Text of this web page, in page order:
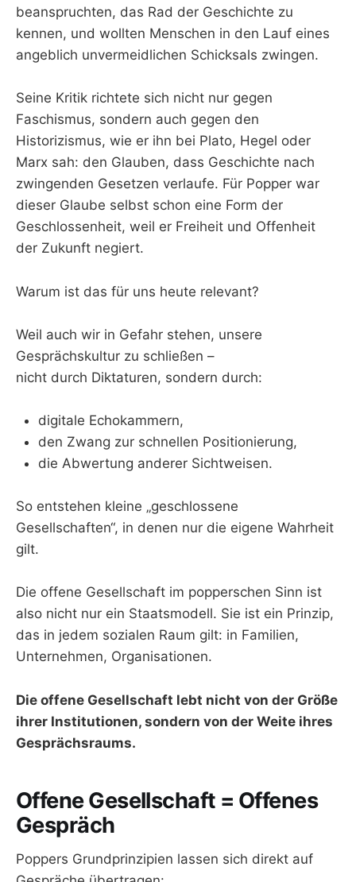
beanspruchten, das Rad der Geschichte zu
kennen, und wollten Menschen in den Lauf eines
angeblich unvermeidlichen Schicksals zwingen.
Seine Kritik richtete sich nicht nur gegen
Faschismus, sondern auch gegen den
Historizismus, wie er ihn bei Plato, Hegel oder
Marx sah: den Glauben, dass Geschichte nach
zwingenden Gesetzen verlaufe. Für Popper war
dieser Glaube selbst schon eine Form der
Geschlossenheit, weil er Freiheit und Offenheit
der Zukunft negiert.
Warum ist das für uns heute relevant?
Weil auch wir in Gefahr stehen, unsere
Gesprächskultur zu schließen –
nicht durch Diktaturen, sondern durch:
digitale Echokammern,
den Zwang zur schnellen Positionierung,
die Abwertung anderer Sichtweisen.
So entstehen kleine „geschlossene
Gesellschaften“, in denen nur die eigene Wahrheit
gilt.
Die offene Gesellschaft im popperschen Sinn ist
also nicht nur ein Staatsmodell. Sie ist ein Prinzip,
das in jedem sozialen Raum gilt: in Familien,
Unternehmen, Organisationen.
Die offene Gesellschaft lebt nicht von der Größe
ihrer Institutionen, sondern von der Weite ihres
Gesprächsraums.
Offene Gesellschaft = Offenes
Gespräch
Poppers Grundprinzipien lassen sich direkt auf